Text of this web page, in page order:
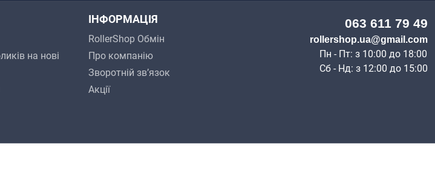
на нові
ІНФОРМАЦІЯ
RollerShop Обмін
Про компанію
Зворотній зв’язок
Акції
063 611 79 49
rollershop.ua@gmail.com
Пн - Пт: з 10:00 до 18:00
Сб - Нд: з 12:00 до 15:00